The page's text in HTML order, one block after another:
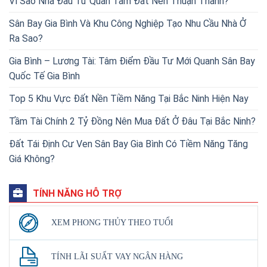
Sân Bay Gia Bình Và Khu Công Nghiệp Tạo Nhu Cầu Nhà Ở
Ra Sao?
Gia Bình – Lương Tài: Tâm Điểm Đầu Tư Mới Quanh Sân Bay
Quốc Tế Gia Bình
Top 5 Khu Vực Đất Nền Tiềm Năng Tại Bắc Ninh Hiện Nay
Tầm Tài Chính 2 Tỷ Đồng Nên Mua Đất Ở Đâu Tại Bắc Ninh?
Đất Tái Định Cư Ven Sân Bay Gia Bình Có Tiềm Năng Tăng
Giá Không?
TÍNH NĂNG HỖ TRỢ
XEM PHONG THỦY THEO TUỔI
TÍNH LÃI SUẤT VAY NGÂN HÀNG